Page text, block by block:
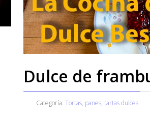
Dulce de
Categoría: Tortas, panes, tartas dulces